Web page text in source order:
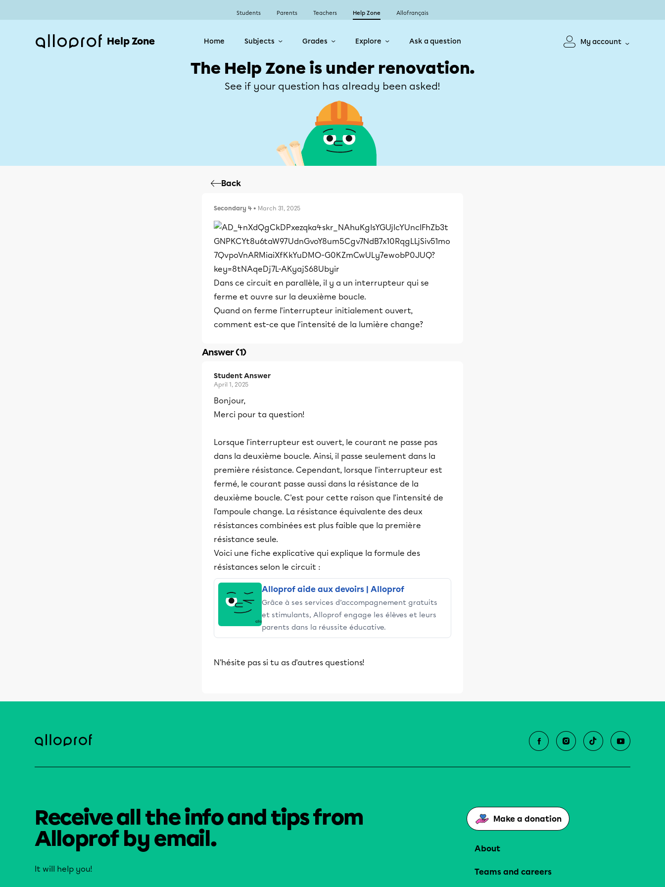
Students Parents Teachers Help Zone Allofrançais
Help Zone Home Subjects Grades Explore Ask a question My account
The Help Zone is under renovation.
See if your question has already been asked!
Back
Secondary 4 • March 31, 2025
Dans ce circuit en parallèle, il y a un interrupteur qui se
ferme et ouvre sur la deuxième boucle.
Quand on ferme l'interrupteur initialement ouvert,
comment est-ce que l'intensité de la lumière change?
Answer (1)
Student Answer
April 1, 2025
Bonjour,
Merci pour ta question!
Lorsque l'interrupteur est ouvert, le courant ne passe pas
dans la deuxième boucle. Ainsi, il passe seulement dans la
première résistance. Cependant, lorsque l'interrupteur est
fermé, le courant passe aussi dans la résistance de la
deuxième boucle. C'est pour cette raison que l'intensité de
l'ampoule change. La résistance équivalente des deux
résistances combinées est plus faible que la première
résistance seule.
Voici une fiche explicative qui explique la formule des
résistances selon le circuit :
Alloprof aide aux devoirs | Alloprof
Grâce à ses services d’accompagnement gratuits
et stimulants, Alloprof engage les élèves et leurs
parents dans la réussite éducative.
N'hésite pas si tu as d'autres questions!
Receive all the info and tips from
Alloprof by email.
It will help you!
Make a donation
About
Teams and careers